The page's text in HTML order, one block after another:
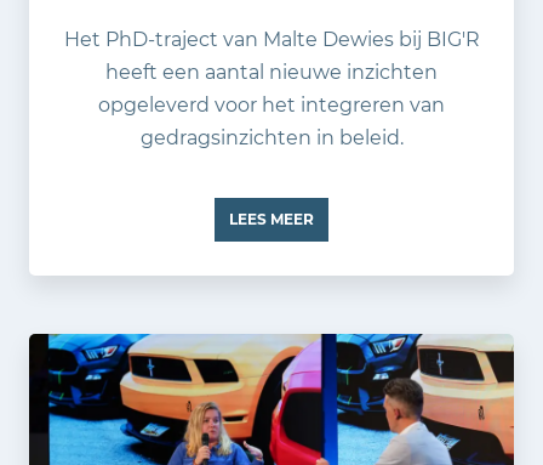
Het PhD-traject van Malte Dewies bij BIG'R
heeft een aantal nieuwe inzichten
opgeleverd voor het integreren van
gedragsinzichten in beleid.
LEES MEER